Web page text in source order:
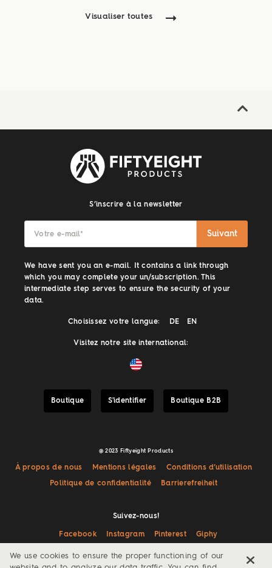
Visualiser toutes
S’inscrire à la newsletter
Votre e-mail* Suivant
We have sent you an e-mail. It contains a link through
which you may complete your un/subscription. This
intermediate step serves to ensure the security of your
data.
Choisissez votre langue: DE EN
Visitez notre site international:
Boutique S'identifier Boutique B2B
@ 2023 Fiftyeight Products
À propos de nous Mentions légales Conditions d’utilisation
Politique de confidentialité Barrierefreiheit
Suivez-nous!
Facebook Instagram Pinterest Giphy
We use cookies to ensure the proper functioning of our